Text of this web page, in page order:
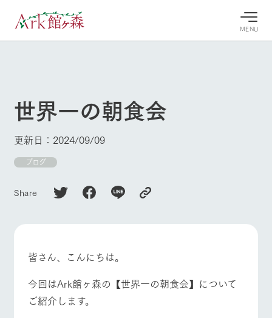
MENU
牧場へ行
く
よく見られている情報
今日の牧
本日の営業時間
や牧場の天気、
状況などを毎日
Ark館ヶ森で開
催しているイベ
情報やスケジュ
ビゲート
フラワー
ホーム
Ark館ヶ森について
牧場に行く
ArkFarm Wedding
世界一の朝食会
更新日：2024/09/09
ブログ
Share
皆さん、こんにちは。
今回はArk館ヶ森の【世界一の朝食会】について
ご紹介します。